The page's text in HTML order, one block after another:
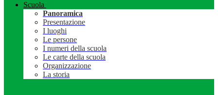
Scuola
Panoramica
Presentazione
I luoghi
Le persone
I numeri della scuola
Le carte della scuola
Organizzazione
La storia